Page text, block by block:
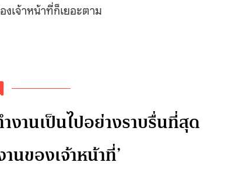
เจ้าหน้าที่ก็เยอะตาม
ำงานเป็นไปอย่างราบรื่นที่สุด
นของเจ้าหน้าที่’